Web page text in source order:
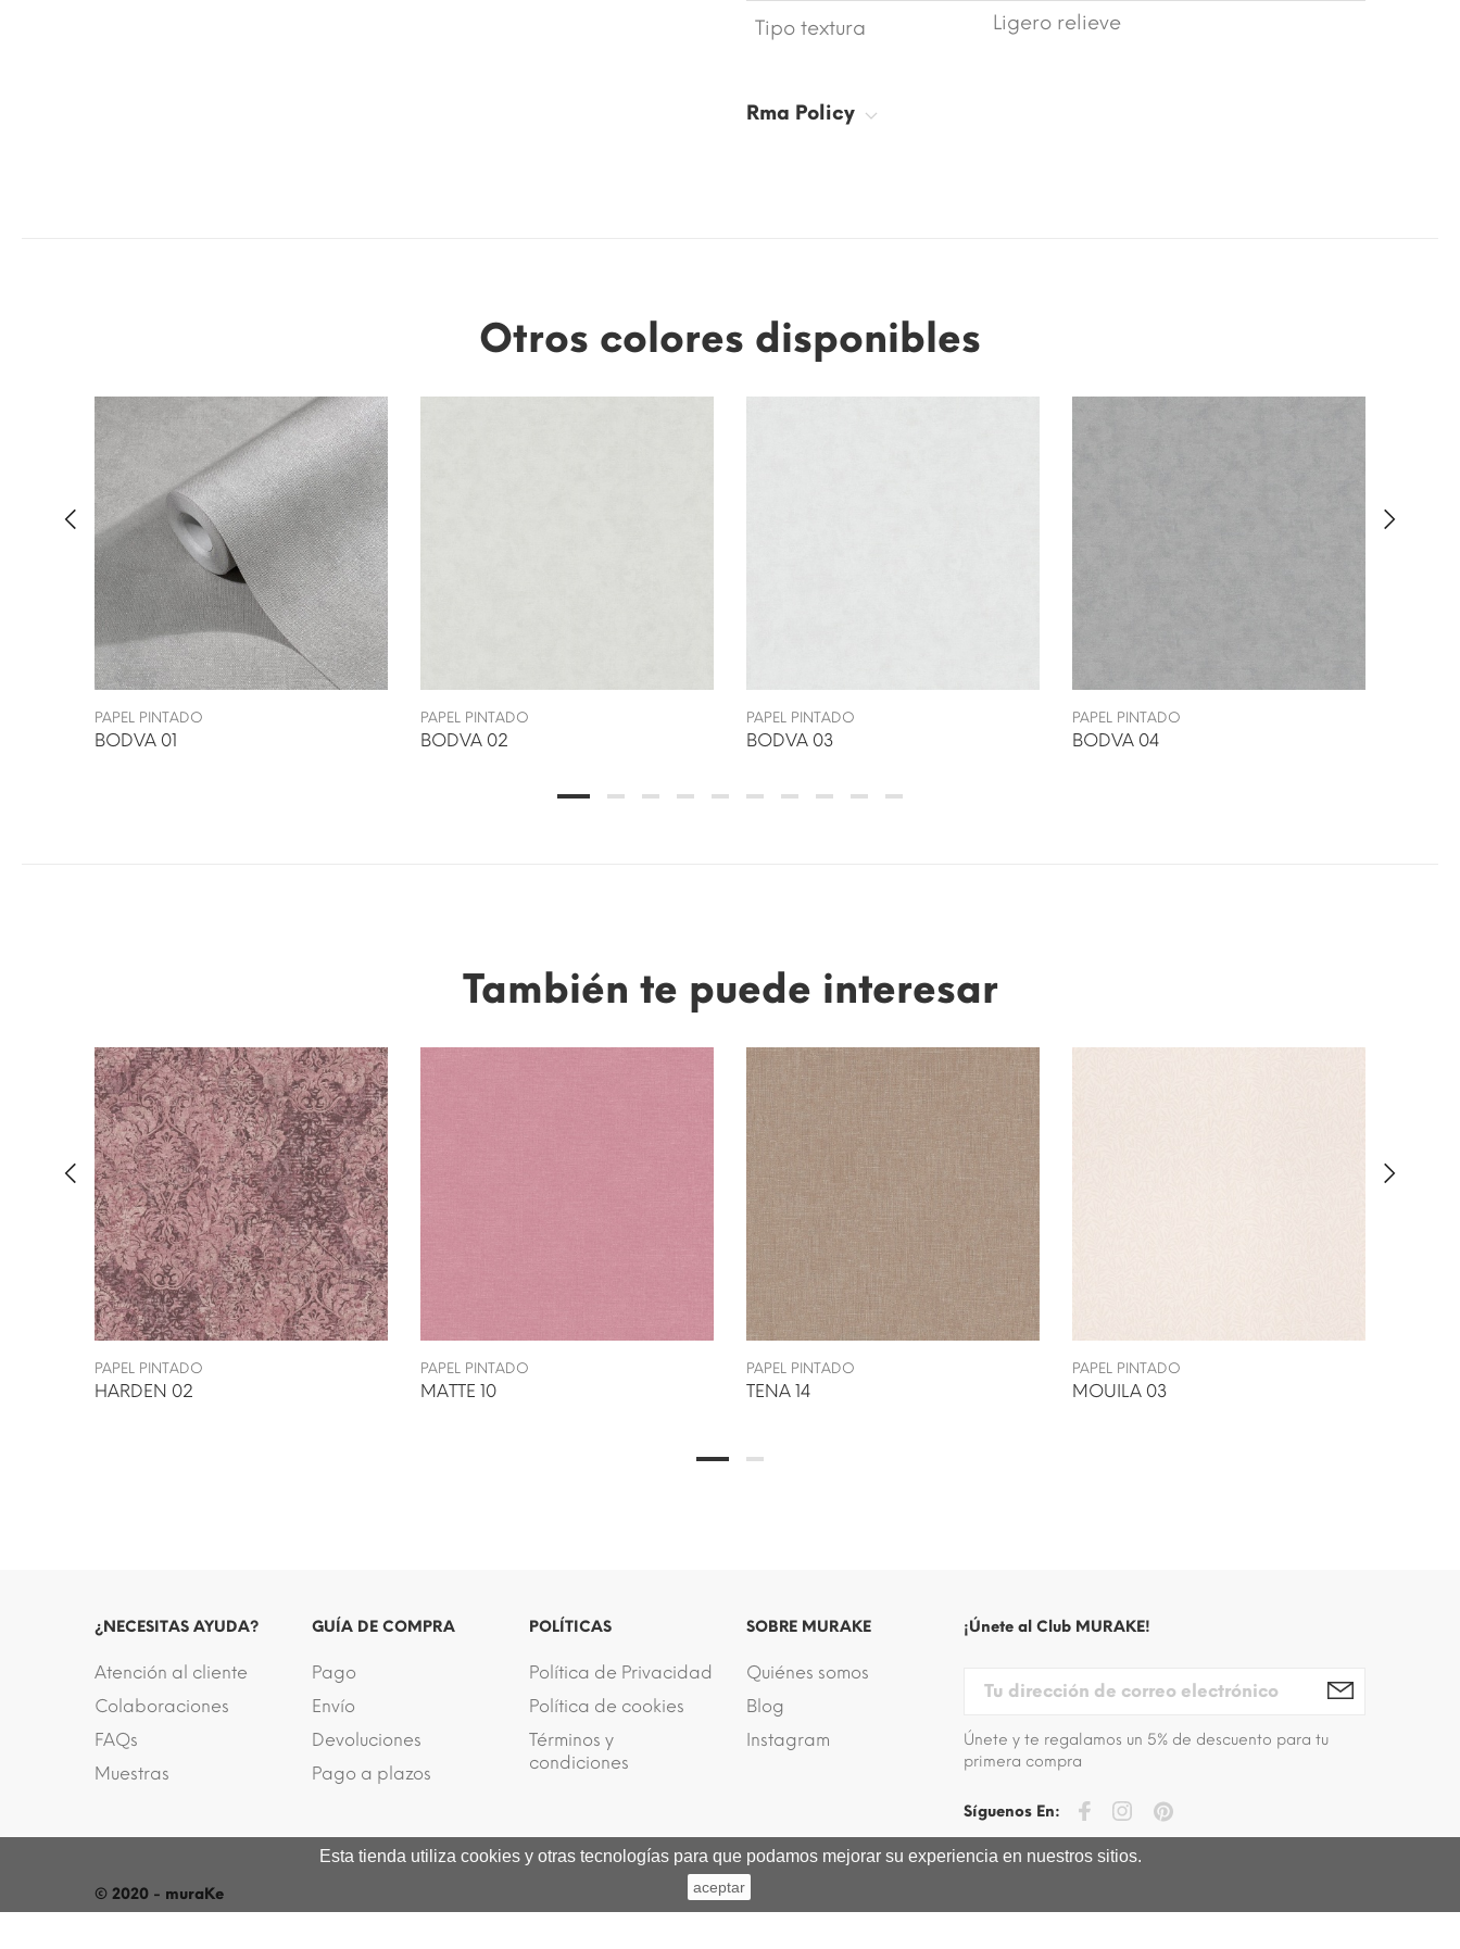
Tipo textura Ligero relieve
Rma Policy
Otros colores disponibles
PAPEL PINTADO
BODVA 01
PAPEL PINTADO
BODVA 02
PAPEL PINTADO
BODVA 03
PAPEL PINTADO
BODVA 04
También te puede interesar
PAPEL PINTADO
HARDEN 02
PAPEL PINTADO
MATTE 10
PAPEL PINTADO
TENA 14
PAPEL PINTADO
MOUILA 03
¿NECESITAS AYUDA?
Atención al cliente
Colaboraciones
FAQs
Muestras
GUÍA DE COMPRA
Pago
Envío
Devoluciones
Pago a plazos
POLÍTICAS
Política de Privacidad
Política de cookies
Términos y
condiciones
SOBRE MURAKE
Quiénes somos
Blog
Instagram
¡Únete al Club MURAKE!
Únete y te regalamos un 5% de descuento para tu
primera compra
Síguenos En:
© 2020 - muraKe
Esta tienda utiliza cookies y otras tecnologías para que podamos mejorar su experiencia en nuestros sitios.
aceptar